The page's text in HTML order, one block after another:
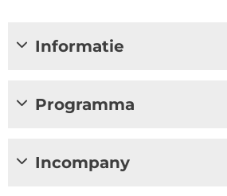
Informatie
Programma
Incompany